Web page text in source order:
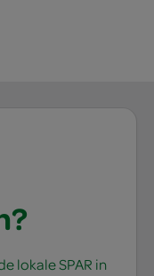
lokale SPAR in